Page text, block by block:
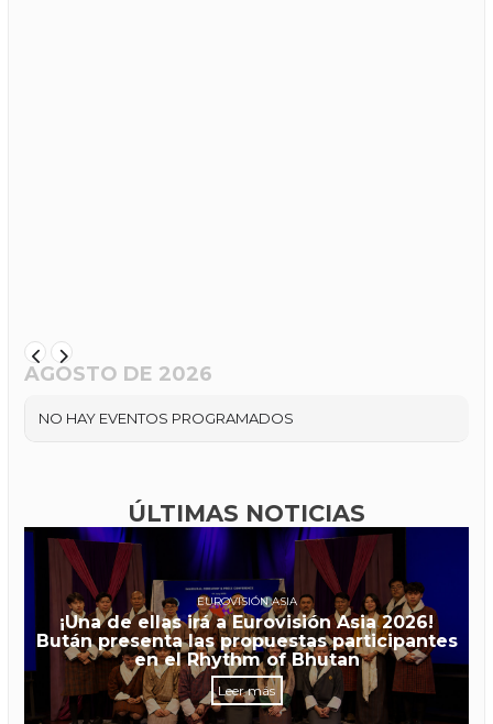
AGOSTO DE 2026
NO HAY EVENTOS PROGRAMADOS
ÚLTIMAS NOTICIAS
EUROVISIÓN ASIA
¡Una de ellas irá a Eurovisión Asia 2026!
Bután presenta las propuestas participantes
en el Rhythm of Bhutan
Leer más